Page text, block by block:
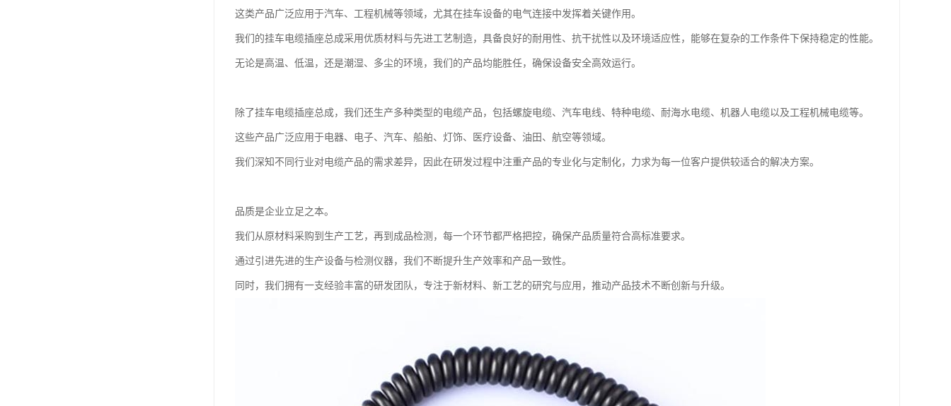
这类产品广泛应用于汽车、工程机械等领域，尤其在挂车设备的电气连接中发挥着关键作用。
我们的挂车电缆插座总成采用优质材料与先进工艺制造，具备良好的耐用性、抗干扰性以及环境适应性，能够在复杂的工作条件下保持稳定的性能。
无论是高温、低温，还是潮湿、多尘的环境，我们的产品均能胜任，确保设备安全高效运行。
除了挂车电缆插座总成，我们还生产多种类型的电缆产品，包括螺旋电缆、汽车电线、特种电缆、耐海水电缆、机器人电缆以及工程机械电缆等。
这些产品广泛应用于电器、电子、汽车、船舶、灯饰、医疗设备、油田、航空等领域。
我们深知不同行业对电缆产品的需求差异，因此在研发过程中注重产品的专业化与定制化，力求为每一位客户提供较适合的解决方案。
品质是企业立足之本。
我们从原材料采购到生产工艺，再到成品检测，每一个环节都严格把控，确保产品质量符合高标准要求。
通过引进先进的生产设备与检测仪器，我们不断提升生产效率和产品一致性。
同时，我们拥有一支经验丰富的研发团队，专注于新材料、新工艺的研究与应用，推动产品技术不断创新与升级。